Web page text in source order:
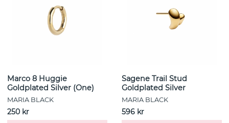
Marco 8 Huggie
Goldplated Silver (One)
MARIA BLACK
250 kr
Sagene Trail Stud
Goldplated Silver
MARIA BLACK
596 kr